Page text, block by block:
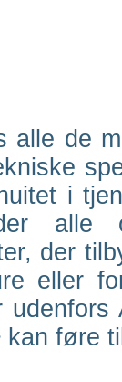
alle de
i
der
eller
kan føre